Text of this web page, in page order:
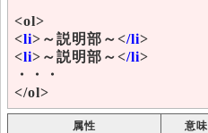
<ol>
<li>～説明部～</li>
<li>～説明部～</li>
・・・
</ol>
属性 意味